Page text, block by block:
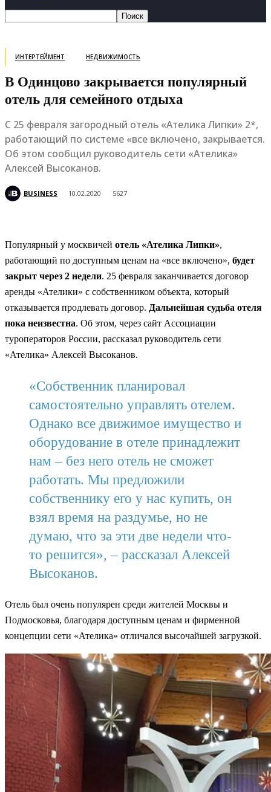
ИНТЕРТЕЙМЕНТ НЕДВИЖИМОСТЬ
В Одинцово закрывается популярный
отель для семейного отдыха
С 25 февраля загородный отель «Ателика Липки» 2*,
работающий по системе «все включено, закрывается.
Об этом сообщил руководитель сети «Ателика»
Алексей Высоканов.
BUSINESS 10.02.2020 5627
Популярный у москвичей отель «Ателика Липки»,
работающий по доступным ценам на «все включено», будет
закрыт через 2 недели. 25 февраля заканчивается договор
аренды «Ателики» с собственником объекта, который
отказывается продлевать договор. Дальнейшая судьба отеля
пока неизвестна. Об этом, через сайт Ассоциации
туроператоров России, рассказал руководитель сети
«Ателика» Алексей Высоканов.
«Собственник планировал
самостоятельно управлять отелем.
Однако все движимое имущество и
оборудование в отеле принадлежит
нам – без него отель не сможет
работать. Мы предложили
собственнику его у нас купить, он
взял время на раздумье, но не
думаю, что за эти две недели что-
то решится», – рассказал Алексей
Высоканов.
Отель был очень популярен среди жителей Москвы и
Подмосковья, благодаря доступным ценам и фирменной
концепции сети «Ателика» отличался высочайшей загрузкой.